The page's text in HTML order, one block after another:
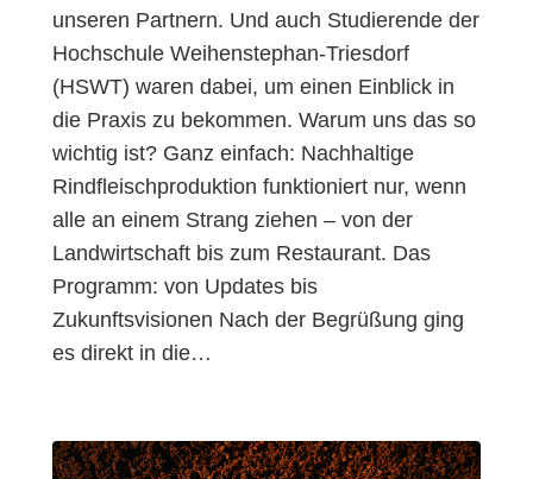
unseren Partnern. Und auch Studierende der
Hochschule Weihenstephan-Triesdorf
(HSWT) waren dabei, um einen Einblick in
die Praxis zu bekommen. Warum uns das so
wichtig ist? Ganz einfach: Nachhaltige
Rindfleischproduktion funktioniert nur, wenn
alle an einem Strang ziehen – von der
Landwirtschaft bis zum Restaurant. Das
Programm: von Updates bis
Zukunftsvisionen Nach der Begrüßung ging
es direkt in die…